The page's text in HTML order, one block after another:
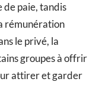
de paie, tandis
rémunération
le privé, la
groupes à offrir
attirer et garder